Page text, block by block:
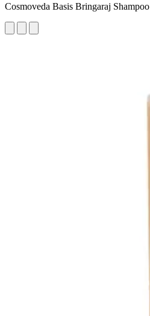
Cosmoveda Basis Bringaraj Shampoo